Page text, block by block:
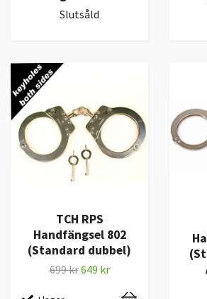
Slutsåld
TCH RPS
Handfängsel 802
(Standard dubbel)
699 kr649 kr